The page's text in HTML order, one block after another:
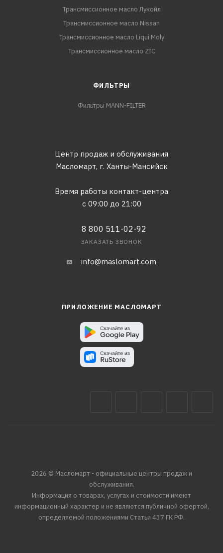
Трансмиссионное масло Лукойл
Трансмиссионное масло Nissan
Трансмиссионное масло Liqui Moly
Трансмиссионное масло ZIC
ФИЛЬТРЫ
Фильтры MANN-FILTER
Центр продаж и обслуживания
Масломарт, г. Ханты-Мансийск
Время работы контакт-центра
с 09:00 до 21:00
8 800 511-02-92
ЗАКАЗАТЬ ЗВОНОК
info@maslomart.com
ПРИЛОЖЕНИЕ МАСЛОМАРТ
2026 © Масломарт - официальные центры продаж и
обслуживания.
Информация о товарах, услугах и стоимости имеют
информационный характер и не являются публичной офертой,
определяемой положениями Статьи 437 ГК РФ.